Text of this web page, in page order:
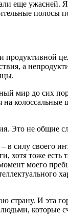
еще ужасней.
полосы
а
мир до сих
Это не общие
силу своего
хотя тоже есть
моего
страну. И эта
которые